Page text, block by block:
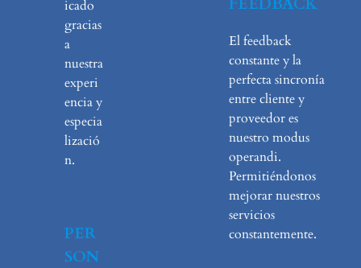
icado
gracias
a
nuestra
experi
encia y
especia
lizació
n.
PER
SON
El feedback
constante y la
perfecta sincronía
entre cliente y
proveedor es
nuestro modus
operandi.
Permitiéndonos
mejorar nuestros
servicios
constantemente.